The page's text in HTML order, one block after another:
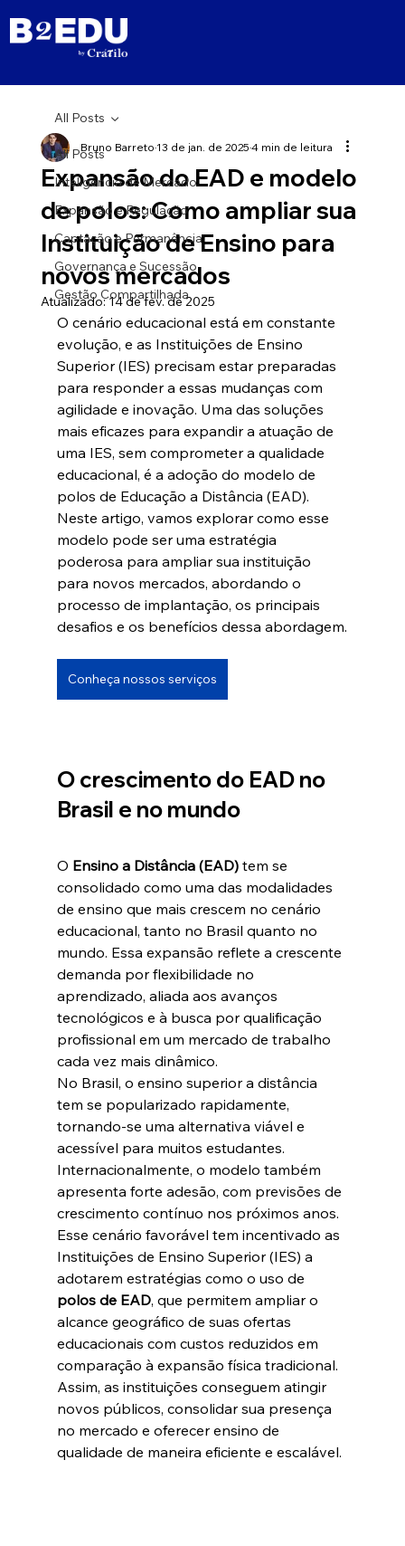
All Posts
Inteligência de Mercado
Expansão e Regulação
Captação e Permanência
Governança e Sucessão
Gestão Compartilhada
All Posts
Expansão do EAD e modelo
de polos: Como ampliar sua
Instituição de Ensino para
novos mercados
Bruno Barreto13 de jan. de 20254 min de leitura
Atualizado:14 de fev. de 2025
O cenário educacional está em constante
evolução, e as Instituições de Ensino
Superior (IES) precisam estar preparadas
para responder a essas mudanças com
agilidade e inovação. Uma das soluções
mais eficazes para expandir a atuação de
uma IES, sem comprometer a qualidade
educacional, é a adoção do modelo de
polos de Educação a Distância (EAD).
Neste artigo, vamos explorar como esse
modelo pode ser uma estratégia
poderosa para ampliar sua instituição
para novos mercados, abordando o
processo de implantação, os principais
desafios e os benefícios dessa abordagem.
Conheça nossos serviços
O crescimento do EAD no
Brasil e no mundo
O Ensino a Distância (EAD) tem se
consolidado como uma das modalidades
de ensino que mais crescem no cenário
educacional, tanto no Brasil quanto no
mundo. Essa expansão reflete a crescente
demanda por flexibilidade no
aprendizado, aliada aos avanços
tecnológicos e à busca por qualificação
profissional em um mercado de trabalho
cada vez mais dinâmico.
No Brasil, o ensino superior a distância
tem se popularizado rapidamente,
tornando-se uma alternativa viável e
acessível para muitos estudantes.
Internacionalmente, o modelo também
apresenta forte adesão, com previsões de
crescimento contínuo nos próximos anos.
Esse cenário favorável tem incentivado as
Instituições de Ensino Superior (IES) a
adotarem estratégias como o uso de
polos de EAD, que permitem ampliar o
alcance geográfico de suas ofertas
educacionais com custos reduzidos em
comparação à expansão física tradicional.
Assim, as instituições conseguem atingir
novos públicos, consolidar sua presença
no mercado e oferecer ensino de
qualidade de maneira eficiente e escalável.